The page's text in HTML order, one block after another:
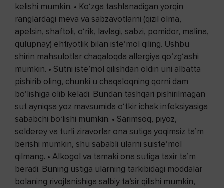
kelishi mumkin. • Ko‘zga tashlanadigan yorqin
ranglardagi meva va sabzavotlarni (qizil olma,
apelsin, shaftoli, o‘rik, lavlagi, sabzi, pomidor, malina,
qulupnay) ehtiyotlik bilan iste’mol qiling. Ushbu
shirin mahsulotlar chaqaloqda allergiya qo‘zg‘ashi
mumkin. • Sutni iste’mol qilishdan oldin uni albatta
pishirib oling, chunki u chaqaloqning qorni dam
bo‘lishiga olib keladi. Bundan tashqari pishirilmagan
sut ayniqsa yoz mavsumida o‘tkir ichak infeksiyasiga
sababchi bo‘lishi mumkin. • Sarimsoq, piyoz,
selderey va turli ziravorlar ona sutiga yoqimsiz ta’m
berishi mumkin, shu sababli ularni suiste’mol
qilmang. • Alkogol va tamaki ona sutiga taxir ta’m
beradi. Buning ustiga ularning tarkibidagi moddalar
bolaning rivojlanishiga salbiy ta’sir qilishi mumkin,